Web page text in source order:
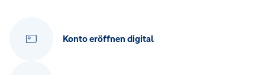
Konto eröffnen digital